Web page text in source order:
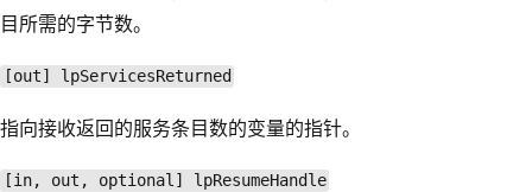
目所需的字节数。
[out] lpServicesReturned
指向接收返回的服务条目数的变量的指针。
[in, out, optional] lpResumeHandle